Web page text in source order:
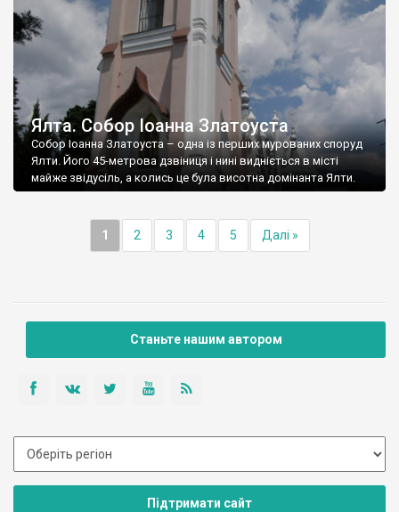
Ялта. Собор Іоанна Златоуста
Собор Іоанна Златоуста – одна із перших мурованих споруд
Ялти. Його 45-метрова дзвіниця і нині видніється в місті
майже звідусіль, а колись це була висотна домінанта Ялти.
1 2 3 4 5 Далі »
Станьте нашим автором
Підтримати сайт